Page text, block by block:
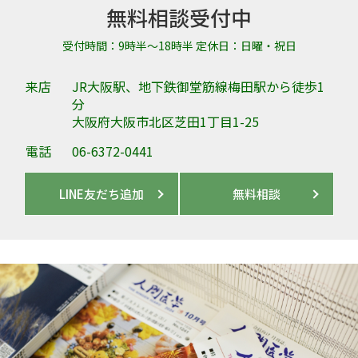
無料相談受付中
受付時間：9時半～18時半 定休日：日曜・祝日
来店
JR大阪駅、地下鉄御堂筋線梅田駅から徒歩1
分
大阪府大阪市北区芝田1丁目1-25
電話
06-6372-0441
LINE友だち追加 無料相談